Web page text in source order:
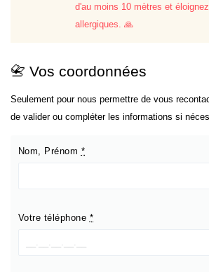
d'au moins 10 mètres et
allergiques. 🙏
📇 Vos coordonnées
Seulement pour nous permettre de vous
de valider ou compléter les informations si
Nom, Prénom *
Votre téléphone *